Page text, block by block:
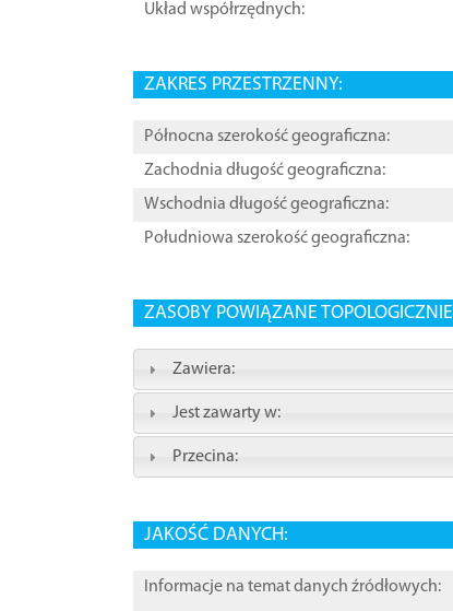
Układ współrzędnych:
ZAKRES PRZESTRZENNY:
Północna szerokość geograficzna:
Zachodnia długość geograficzna:
Wschodnia długość geograficzna:
Południowa szerokość geograficzna:
ZASOBY POWIĄZANE TOPOLOGICZNIE
Zawiera:
Jest zawarty w:
Przecina:
JAKOŚĆ DANYCH:
Informacje na temat danych źródłowych: